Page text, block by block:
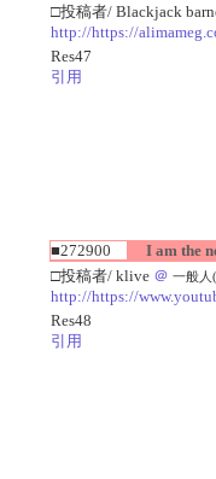
□投稿者/ Blackjack
http://https://
Res47
引用
■272900
I am the
□投稿者/ klive ＠ 一般人
http://https://
Res48
引用